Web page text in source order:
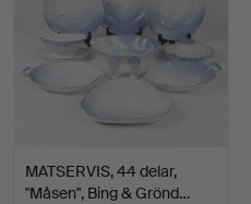
MATSERVIS, 44 delar,
"Måsen", Bing & Grönd…